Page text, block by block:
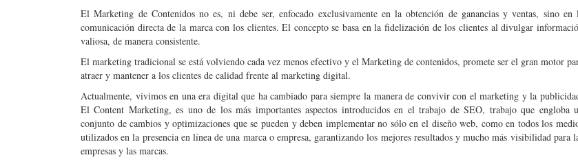
El Marketing de Contenidos no es, ni debe ser, enfocado exclusivamente en la obtención de ganancias y ventas, sino en
comunicación directa de la marca con los clientes. El concepto se basa en la fidelización de los clientes al divulgar
valiosa, de manera consistente.
El marketing tradicional se está volviendo cada vez menos efectivo y el Marketing de contenidos, promete ser el gran motor
atraer y mantener a los clientes de calidad frente al marketing digital.
Actualmente, vivimos en una era digital que ha cambiado para siempre la manera de convivir con el marketing y la
El Content Marketing, es uno de los más importantes aspectos introducidos en el trabajo de SEO, trabajo que engloba
conjunto de cambios y optimizaciones que se pueden y deben implementar no sólo en el diseño web, como en todos los
utilizados en la presencia en línea de una marca o empresa, garantizando los mejores resultados y mucho más visibilidad para
empresas y las marcas.